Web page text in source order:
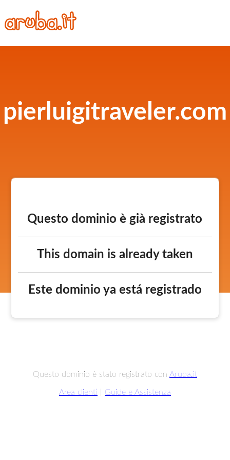
pierluigitraveler.com
Questo dominio è già registrato
This domain is already taken
Este dominio ya está registrado
Questo dominio è stato registrato con Aruba.it
Area clienti Guide e Assistenza